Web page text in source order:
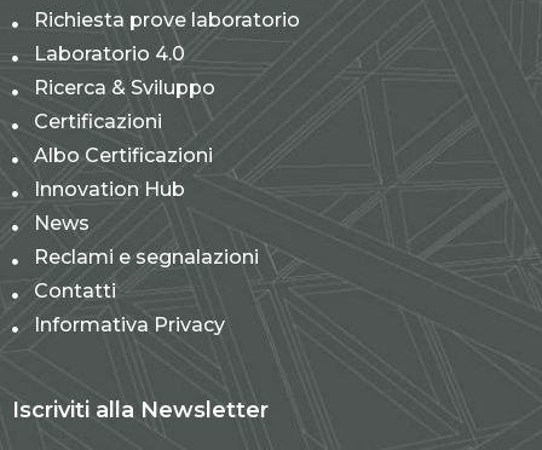
Richiesta prove laboratorio
Laboratorio 4.0
Ricerca & Sviluppo
Certificazioni
Albo Certificazioni
Innovation Hub
News
Reclami e segnalazioni
Contatti
Informativa Privacy
Iscriviti alla Newsletter